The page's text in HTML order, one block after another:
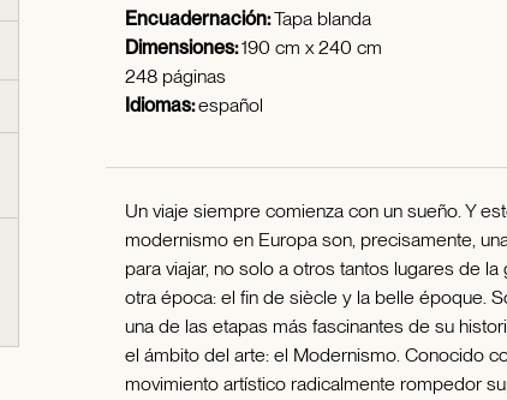
Encuadernación:Tapa blanda
Dimensiones:190 cm x 240 cm
248 páginas
Idiomas:español
Un viaje siempre comienza con un sueño. Y
modernismo en Europa son, precisamente,
para viajar, no solo a otros tantos lugares de
otra época: el fin de siècle y la belle époque.
una de las etapas más fascinantes de su
el ámbito del arte: el Modernismo. Conocido
movimiento artístico radicalmente rompedor